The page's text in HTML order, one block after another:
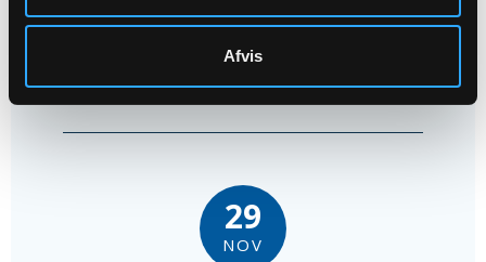
Afvis
Kollund Kirke kl. 14:30 - 15:30
29
NOV